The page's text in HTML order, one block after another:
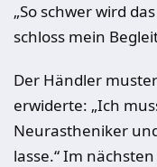
„So schwer wird
schloss mein
Der Händler
erwiderte: „Ich
Neurastheniker
lasse.“ Im